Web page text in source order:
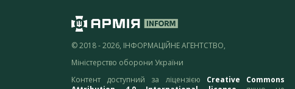
© 2018 - 2026, ІНФОРМАЦІЙНЕ АГЕНТСТВО,
Міністерство оборони України
Контент доступний за ліцензією Creative Commons